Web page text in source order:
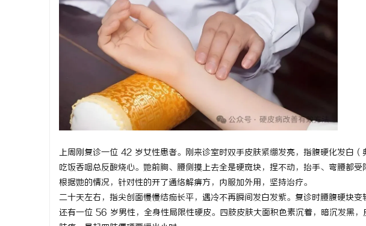
上周刚复诊一位 42 岁女性患者。刚来诊室时双手皮肤紧绷发亮，指腹硬化发白（
吃饭吞咽总反酸烧心。她前胸、腰侧摸上去全是硬斑块，捏不动，抬手、弯腰都受
根据她的情况，针对性的开了通络解痹方，内服加外用，坚持治疗。
二十天左右，指尖创面慢慢结痂长平，遇冷不再瞬间发白发紫。复诊时腰腹硬块变
还有一位 56 岁男性，全身性局限性硬皮。四肢皮肤大面积色素沉着，暗沉发黑
贝净 AC 国际医疗实验室，标准化研